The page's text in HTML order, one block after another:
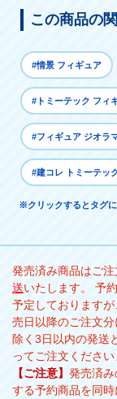
この商品の
#情景 フィギュア
#トミーテック フィ
#フィギュア ジオラ
#建コレ トミーテッ
※クリックするとタグに
発売済み商品はご注
送いたします。 予
予定しております
売日以降のご注文
除く3日以内の発送
ってご注文ください
【ご注意】 発売済
する予約商品を同時